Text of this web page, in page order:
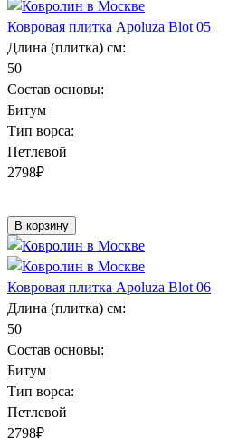
Ковровая плитка Apoluza Blot 05
Длина (плитка) см:
50
Состав основы:
Битум
Тип ворса:
Петлевой
2798₽
В корзину
Ковровая плитка Apoluza Blot 06
Длина (плитка) см:
50
Состав основы:
Битум
Тип ворса:
Петлевой
2798₽